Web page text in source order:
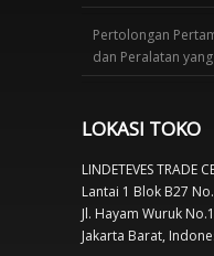
Pertolongan
dan Peralatan
LOKASI TOKO
LINDETEVES TRADE
Lantai 1 Blok B27
Jl. Hayam Wuruk
Jakarta Barat,